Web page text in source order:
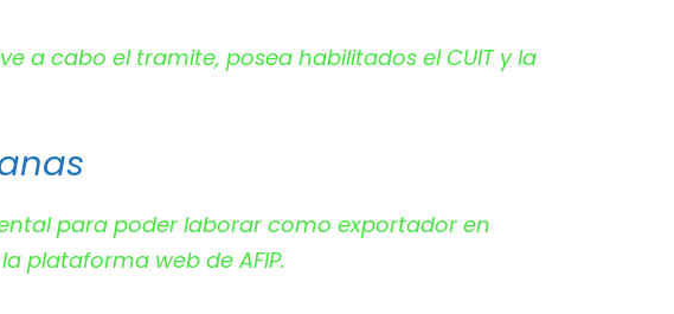
a cabo el tramite, posea habilitados el CUIT y la
para poder laborar como exportador en
plataforma web de AFIP.